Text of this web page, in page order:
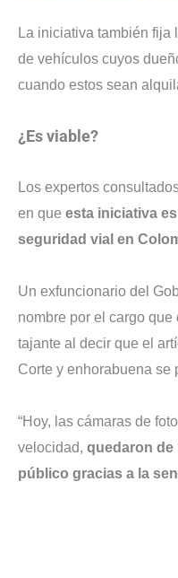
La iniciativa también fija
de vehículos cuyos
cuando estos sean
¿Es viable?
Los expertos
en que esta iniciativa
seguridad vial en
Un exfuncionario del
nombre por el cargo
tajante al decir que el
Corte y enhorabuena se
“Hoy, las cámaras de
velocidad, quedaron de
público gracias a la